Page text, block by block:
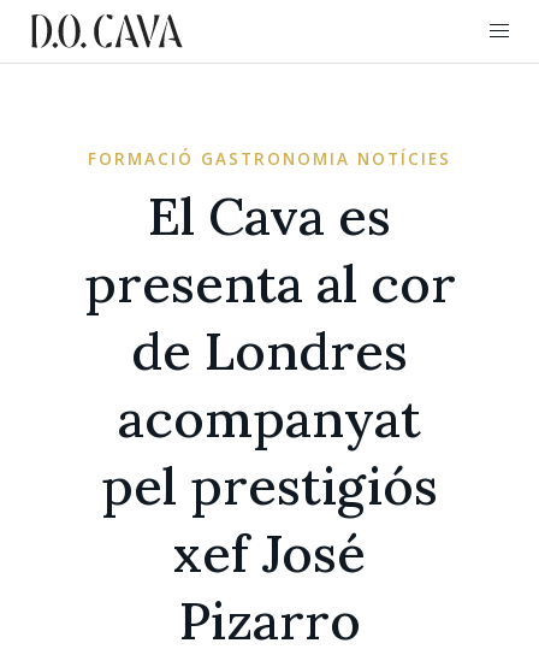
FORMACIÓ GASTRONOMIA NOTÍCIES
El Cava es
presenta al cor
de Londres
acompanyat
pel prestigiós
xef José
Pizarro